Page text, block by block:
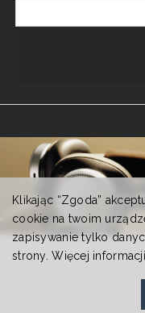
Klikając “Zgoda”
cookie na twoim
zapisywanie tylko
strony. Więcej